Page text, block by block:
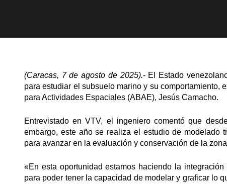
(Caracas, 7 de agosto de 2025).-El Estado
para estudiar el subsuelo marino y su
para Actividades Espaciales (ABAE), Jesús Camacho.
Entrevistado en VTV, el ingeniero comentó que
embargo, este año se realiza el estudio de modelado
para avanzar en la evaluación y conservación de la
«En esta oportunidad estamos haciendo la
para poder tener la capacidad de modelar y graficar lo